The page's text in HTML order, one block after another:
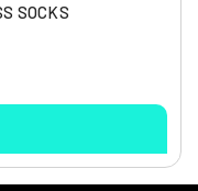
SOCKS